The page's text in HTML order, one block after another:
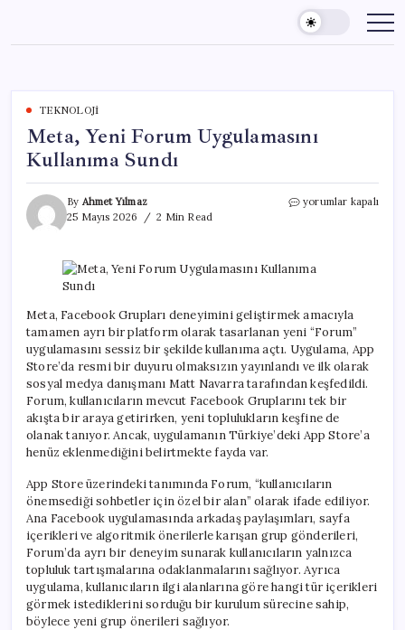
content
TEKNOLOJI
Meta, Yeni Forum Uygulamasını
Kullanıma Sundı
By Ahmet Yılmaz
25 Mayıs 2026
2 Min Read
Meta,
Sundı
yorumlar kapalı
Meta, Facebook Grupları deneyimini geliştirmek amacıyla
tamamen ayrı bir platform olarak tasarlanan yeni “Forum”
uygulamasını sessiz bir şekilde kullanıma açtı. Uygulama, App
Store’da resmi bir duyuru olmaksızın yayınlandı ve ilk olarak
sosyal medya danışmanı Matt Navarra tarafından keşfedildi.
Forum, kullanıcıların mevcut Facebook Gruplarını tek bir
akışta bir araya getirirken, yeni toplulukların keşfine de
olanak tanıyor. Ancak, uygulamanın Türkiye’deki App Store’a
henüz eklenmediğini belirtmekte fayda var.
App Store üzerindeki tanımında Forum, “kullanıcıların
önemsediği sohbetler için özel bir alan” olarak ifade ediliyor.
Ana Facebook uygulamasında arkadaş paylaşımları, sayfa
içerikleri ve algoritmik önerilerle karışan grup gönderileri,
Forum’da ayrı bir deneyim sunarak kullanıcıların yalnızca
topluluk tartışmalarına odaklanmalarını sağlıyor. Ayrıca
uygulama, kullanıcıların ilgi alanlarına göre hangi tür içerikleri
görmek istediklerini sorduğu bir kurulum sürecine sahip,
böylece yeni grup önerileri sağlıyor.